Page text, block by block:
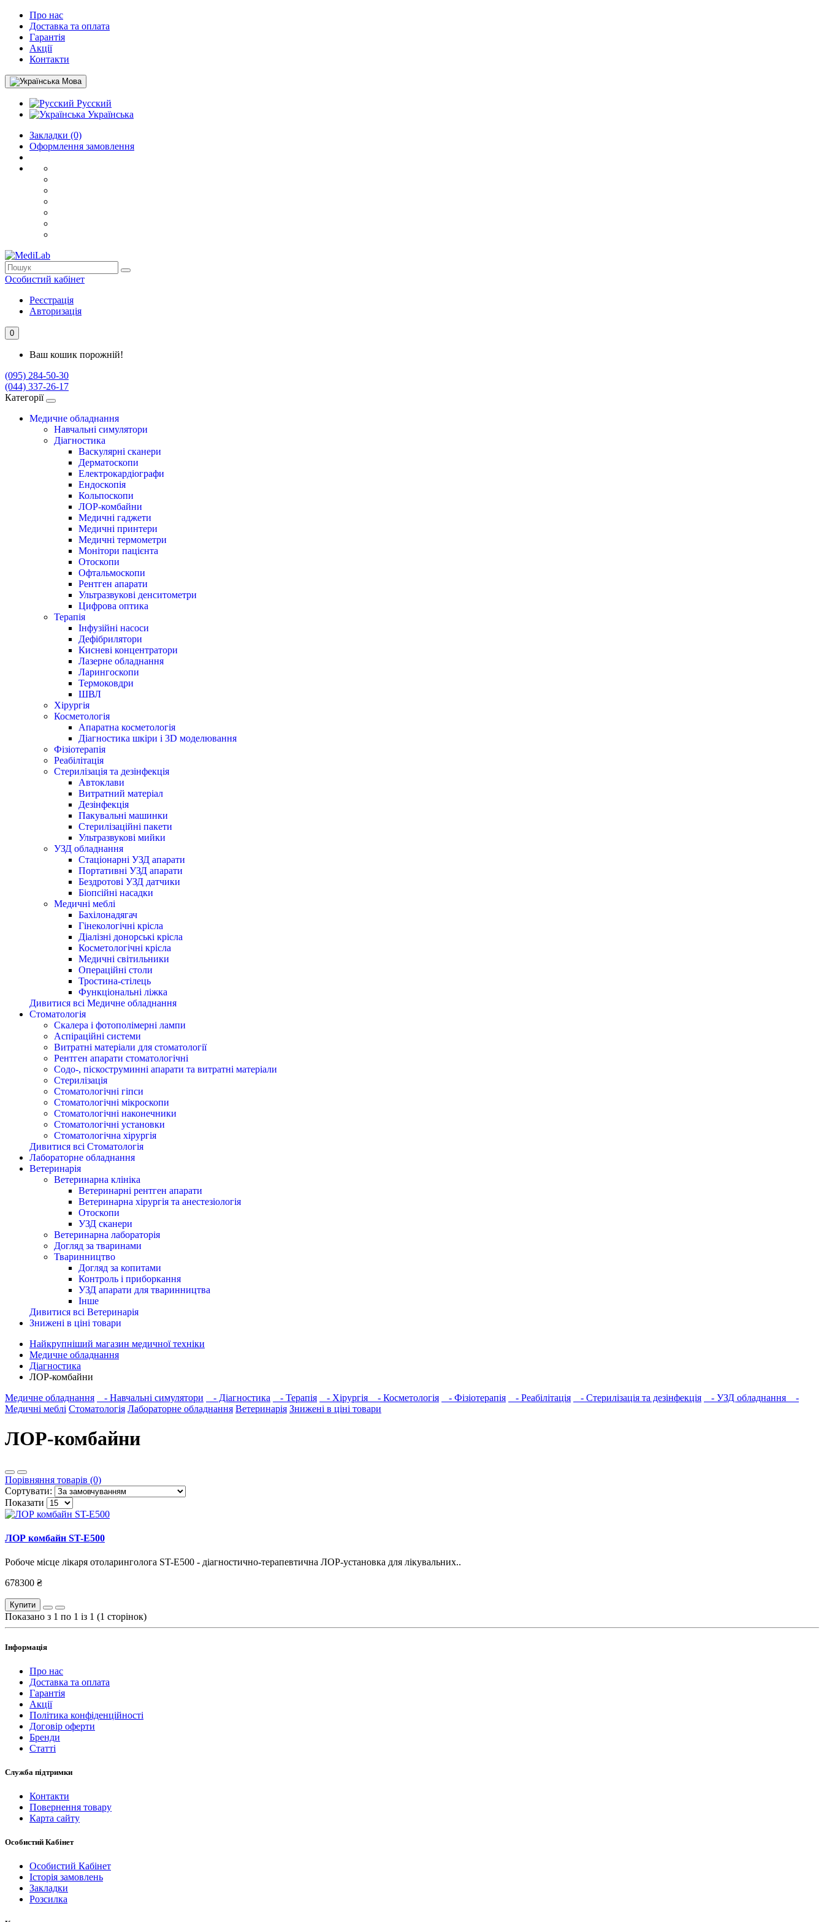
Про нас
Доставка та оплата
Гарантія
Акції
Контакти
Мова
Русский
Українська
Закладки (0)
Оформлення замовлення
Особистий кабінет
Реєстрація
Авторизація
0
Ваш кошик порожній!
(095) 284-50-30
(044) 337-26-17
Категорії
Медичне обладнання
Навчальні симулятори
Діагностика
Васкулярні сканери
Дерматоскопи
Електрокардіографи
Ендоскопія
Кольпоскопи
ЛОР-комбайни
Медичні гаджети
Медичні принтери
Медичні термометри
Монітори пацієнта
Отоскопи
Офтальмоскопи
Рентген апарати
Ультразвукові денситометри
Цифрова оптика
Терапія
Інфузійні насоси
Дефібрилятори
Кисневі концентратори
Лазерне обладнання
Ларингоскопи
Термоковдри
ШВЛ
Хірургія
Косметологія
Апаратна косметологія
Діагностика шкіри і 3D моделювання
Фізіотерапія
Реабілітація
Стерилізація та дезінфекція
Автоклави
Витратний матеріал
Дезінфекція
Пакувальні машинки
Стерилізаційні пакети
Ультразвукові мийки
УЗД обладнання
Стаціонарні УЗД апарати
Портативні УЗД апарати
Бездротові УЗД датчики
Біопсійні насадки
Медичні меблі
Бахілонадягач
Гінекологічні крісла
Діалізні донорські крісла
Косметологічні крісла
Медичні світильники
Операційні столи
Тростина-стілець
Функціональні ліжка
Дивитися всі Медичне обладнання
Стоматологія
Cкалера і фотополімерні лампи
Аспіраційні системи
Витратні матеріали для стоматології
Рентген апарати стоматологічні
Содо-, піскоструминні апарати та витратні матеріали
Стерилізація
Стоматологічні гіпси
Стоматологічні мікроскопи
Стоматологічні наконечники
Стоматологічні установки
Стоматологічна хірургія
Дивитися всі Стоматологія
Лабораторне обладнання
Ветеринарія
Ветеринарна клініка
Ветеринарні рентген апарати
Ветеринарна хірургія та анестезіологія
Отоскопи
УЗД сканери
Ветеринарна лабораторія
Догляд за тваринами
Тваринництво
Догляд за копитами
Контроль і приборкання
УЗД апарати для тваринництва
Інше
Дивитися всі Ветеринарія
Знижені в ціні товари
Найкрупніший магазин медичної техніки
Медичне обладнання
Діагностика
ЛОР-комбайни
Медичне обладнання
- Навчальні симулятори - Діагностика - Терапія - Хірургія - Косметологія - Фізіотерапія - Реабілітація - Стерилізація та дезінфекція - УЗД обладнання
-
Медичні меблі Стоматологія Лабораторне обладнання Ветеринарія Знижені в ціні товари
ЛОР-комбайни
Порівняння товарів (0)
Сортувати:
Показати
ЛОР комбайн ST-E500
Робоче місце лікаря отоларинголога ST-E500 - діагностично-терапевтична ЛОР-установка для лікувальних..
678300 ₴
Купити
Показано з 1 по 1 із 1 (1 сторінок)
Інформація
Про нас
Доставка та оплата
Гарантія
Акції
Політика конфіденційності
Договір оферти
Бренди
Статті
Служба підтримки
Контакти
Повернення товару
Карта сайту
Особистий Кабінет
Особистий Кабінет
Історія замовлень
Закладки
Розсилка